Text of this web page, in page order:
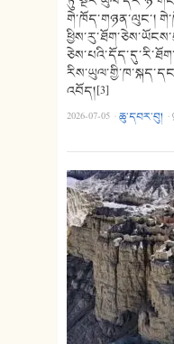
གེ་ཁོད་གཉན་ལུང་།
འབོད།[3]
2026-07-05 ·ཆུ་དབར་བུ། ·